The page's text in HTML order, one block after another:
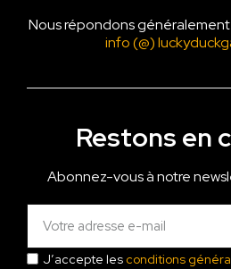
Nous répondons généralement
info (@)
Restons en
Abonnez-vous à notre
J’accepte les conditions